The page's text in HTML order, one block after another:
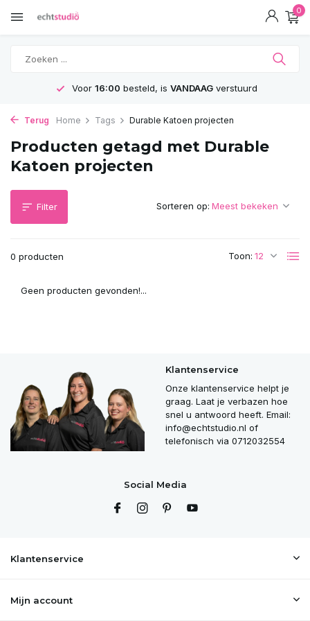
0
Voor 16:00 besteld, is VANDAAGverstuurd
Terug Home Tags Durable Katoen projecten
Producten getagd met Durable
Katoen projecten
Filter
0 producten Toon:
Sorteren op:
Geen producten gevonden!...
Klantenservice
Onze klantenservice helpt je
graag. Laat je verbazen hoe
snel u antwoord heeft. Email:
info@echtstudio.nl of
telefonisch via 0712032554
Social Media
Klantenservice
Mijn account